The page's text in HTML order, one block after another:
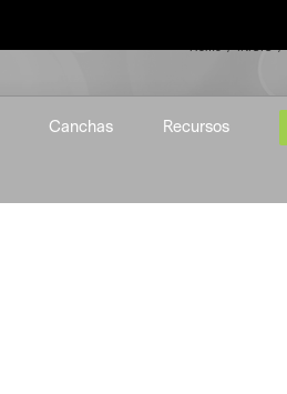
Canchas Recursos
Home INICIO